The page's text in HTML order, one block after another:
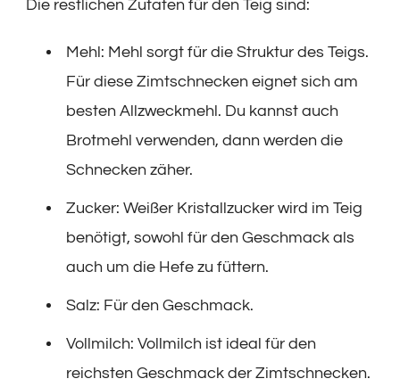
Die restlichen Zutaten für den Teig sind:
Mehl: Mehl sorgt für die Struktur des Teigs.
Für diese Zimtschnecken eignet sich am
besten Allzweckmehl. Du kannst auch
Brotmehl verwenden, dann werden die
Schnecken zäher.
Zucker: Weißer Kristallzucker wird im Teig
benötigt, sowohl für den Geschmack als
auch um die Hefe zu füttern.
Salz: Für den Geschmack.
Vollmilch: Vollmilch ist ideal für den
reichsten Geschmack der Zimtschnecken.